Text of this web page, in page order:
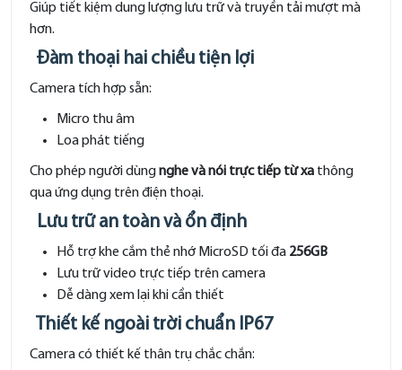
Giúp tiết kiệm dung lượng lưu trữ và truyền tải mượt mà
hơn.
Đàm thoại hai chiều tiện lợi
Camera tích hợp sẵn:
Micro thu âm
Loa phát tiếng
Cho phép người dùngnghe và nói trực tiếp từ xa thông
qua ứng dụng trên điện thoại.
Lưu trữ an toàn và ổn định
Hỗ trợ khe cắm thẻ nhớ MicroSD tối đa 256GB
Lưu trữ video trực tiếp trên camera
Dễ dàng xem lại khi cần thiết
Thiết kế ngoài trời chuẩn IP67
Camera có thiết kế thân trụ chắc chắn: